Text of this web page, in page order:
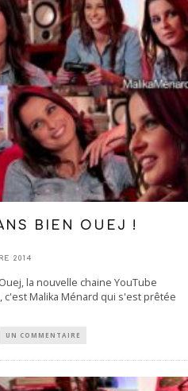
BIEN OUEJ !
2014
la nouvelle chaine YouTube
c'est Malika Ménard qui s'est prêtée
UN COMMENTAIRE